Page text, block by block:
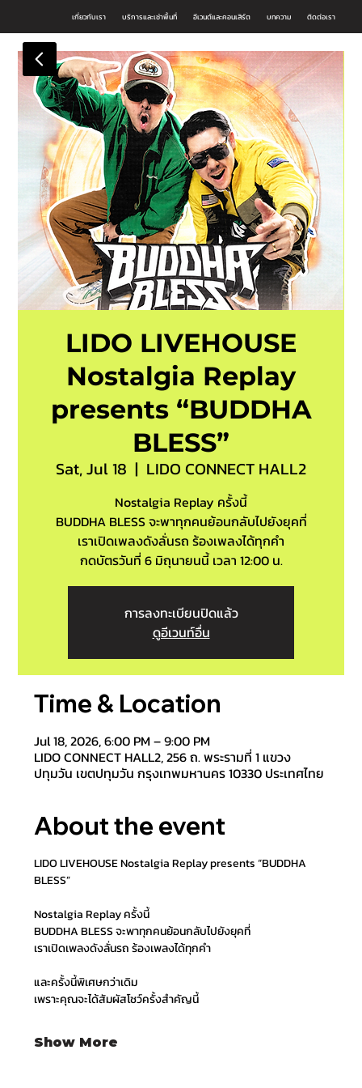
เกี่ยวกับเรา บริการและเช่าพื้นที่ อีเวนต์และคอนเสิร์ต บทความ ติดต่อเรา
LIDO LIVEHOUSE
Nostalgia Replay
presents “BUDDHA
BLESS”
Sat, Jul 18
  |
LIDO CONNECT HALL2
Nostalgia Replay ครั้งนี้
BUDDHA BLESS จะพาทุกคนย้อนกลับไปยังยุคที่
เราเปิดเพลงดังลั่นรถ ร้องเพลงได้ทุกคำ
กดบัตรวันที่ 6 มิถุนายนนี้ เวลา 12:00 น.
การลงทะเบียนปิดแล้ว
ดูอีเวนท์อื่น
Time & Location
Jul 18, 2026, 6:00 PM – 9:00 PM
LIDO CONNECT HALL2, 256 ถ. พระรามที่ 1 แขวง
ปทุมวัน เขตปทุมวัน กรุงเทพมหานคร 10330 ประเทศไทย
About the event
LIDO LIVEHOUSE Nostalgia Replay presents “BUDDHA
BLESS”
Nostalgia Replay ครั้งนี้
BUDDHA BLESS จะพาทุกคนย้อนกลับไปยังยุคที่
เราเปิดเพลงดังลั่นรถ ร้องเพลงได้ทุกคำ
และครั้งนี้พิเศษกว่าเดิม
เพราะคุณจะได้สัมผัสโชว์ครั้งสำคัญนี้
Show More